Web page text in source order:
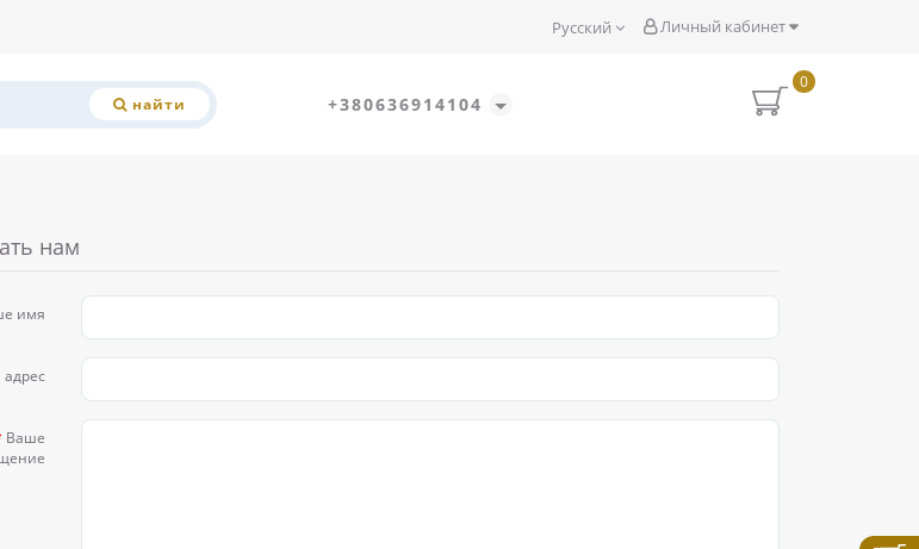
Личный кабинет
Русский
найти +380636914104
0
нам
имя
адрес
Ваше